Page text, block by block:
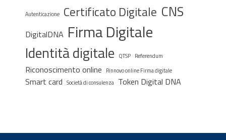
Autenticazione Certificato Digitale CNS
DigitalDNA Firma Digitale
Identità digitale QTSP Referendum
Riconoscimento online Rinnovo online Firma digitale
Smart card Società di consulenza Token Digital DNA